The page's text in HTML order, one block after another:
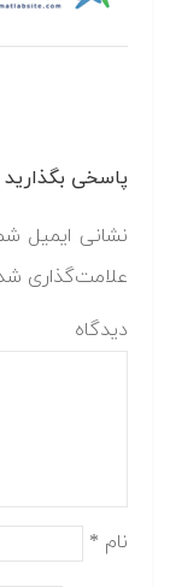
پاسخی بگذارید
نشانی ایمیل
علامت‌گذاری
دیدگاه
نام *